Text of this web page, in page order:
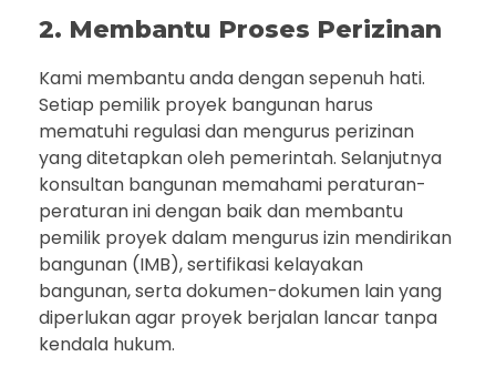
2. Membantu Proses Perizinan
Kami membantu anda dengan sepenuh hati.
Setiap pemilik proyek bangunan harus
mematuhi regulasi dan mengurus perizinan
yang ditetapkan oleh pemerintah. Selanjutnya
konsultan bangunan memahami peraturan-
peraturan ini dengan baik dan membantu
pemilik proyek dalam mengurus izin mendirikan
bangunan (IMB), sertifikasi kelayakan
bangunan, serta dokumen-dokumen lain yang
diperlukan agar proyek berjalan lancar tanpa
kendala hukum.